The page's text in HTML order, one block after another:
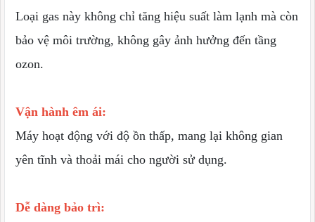
Loại gas này không chỉ tăng hiệu suất làm lạnh mà còn
bảo vệ môi trường, không gây ảnh hưởng đến tầng
ozon.
Vận hành êm ái:
Máy hoạt động với độ ồn thấp, mang lại không gian
yên tĩnh và thoải mái cho người sử dụng.
Dễ dàng bảo trì: